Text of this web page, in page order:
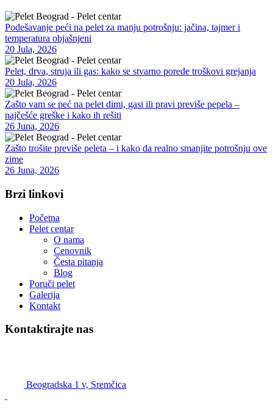
Podešavanje peći na pelet za manju potrošnju: jačina, tajmer i
temperatura objašnjeni
20 Jula, 2026
Pelet, drva, struja ili gas: kako se stvarno porede troškovi grejanja
20 Jula, 2026
Zašto vam se peć na pelet dimi, gasi ili pravi previše pepela –
najčešće greške i kako ih rešiti
26 Juna, 2026
Zašto trošite previše peleta – i kako da realno smanjite potrošnju ove
zime
26 Juna, 2026
Brzi linkovi
Početna
Pelet centar
O nama
Cenovnik
Česta pitanja
Blog
Poruči pelet
Galerija
Kontakt
Kontaktirajte nas
Beogradska 1 v, Sremčica